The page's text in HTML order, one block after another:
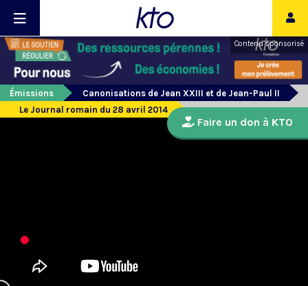
Contenu sponsorisé
Émissions
Canonisations de Jean XXIII et de Jean-Paul II
Le Journal romain du 28 avril 2014
Faire un don à KTO